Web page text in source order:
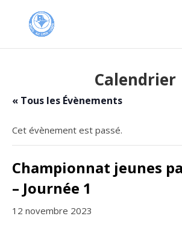
Calendrier
« Tous les Évènements
Cet évènement est passé.
Championnat jeunes
– Journée 1
12 novembre 2023